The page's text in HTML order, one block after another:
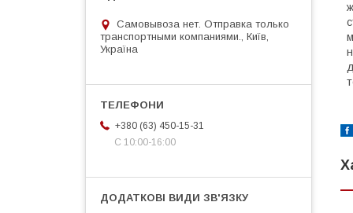
Самовывоза нет. Отправка только
транспортными компаниями., Київ,
Україна
+380 (63) 450-15-31
С 10:00-16:00